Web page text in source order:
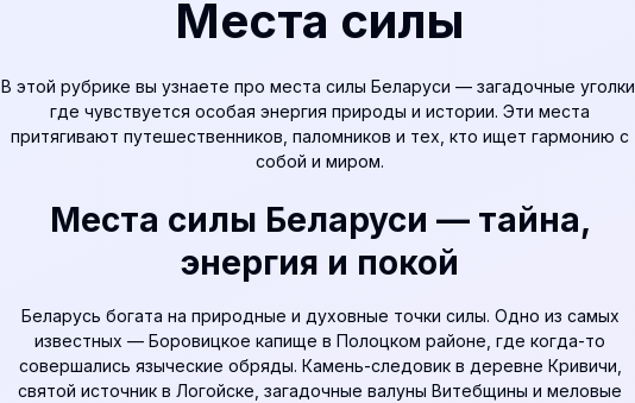
Места силы
В этой рубрике вы узнаете про места силы Беларуси — загадочные уголки,
где чувствуется особая энергия природы и истории. Эти места
притягивают путешественников, паломников и тех, кто ищет гармонию с
собой и миром.
Места силы Беларуси — тайна,
энергия и покой
Беларусь богата на природные и духовные точки силы. Одно из самых
известных — Боровицкое капище в Полоцком районе, где когда-то
совершались языческие обряды. Камень-следовик в деревне Кривичи,
святой источник в Логойске, загадочные валуны Витебщины и меловые